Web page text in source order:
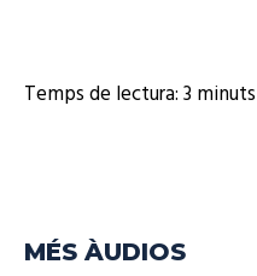
Temps de lectura:3 minuts
MÉS ÀUDIOS